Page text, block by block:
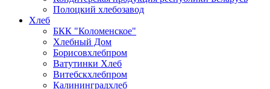
Полоцкий хлебозавод
Хлеб
БКК "Коломенское"
Хлебный Дом
Борисовхлебпром
Ватутинки Хлеб
Витебскхлебпром
Калининградхлеб